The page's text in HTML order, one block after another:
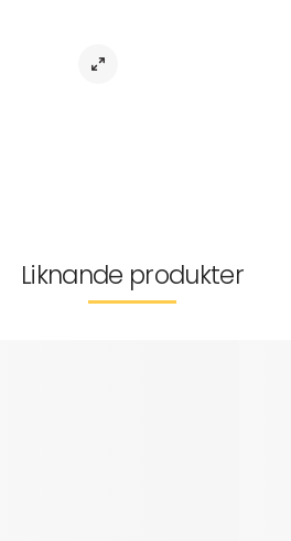
Liknande produkter